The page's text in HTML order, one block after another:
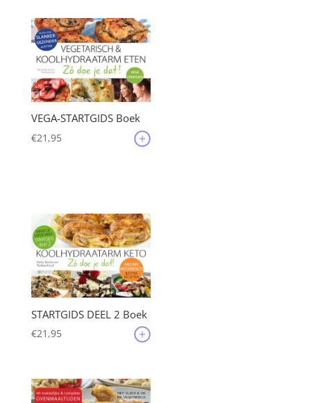
VEGA-STARTGIDS Boek
€21,95
STARTGIDS DEEL 2 Boek
€21,95